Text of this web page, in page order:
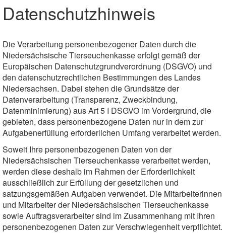
Datenschutzhinweis
Die Verarbeitung personenbezogener Daten durch die
Niedersächsische Tierseuchenkasse erfolgt gemäß der
Europäischen Datenschutzgrundverordnung (DSGVO) und
den datenschutzrechtlichen Bestimmungen des Landes
Niedersachsen. Dabei stehen die Grundsätze der
Datenverarbeitung (Transparenz, Zweckbindung,
Datenminimierung) aus Art 5 I DSGVO im Vordergrund, die
gebieten, dass personenbezogene Daten nur in dem zur
Aufgabenerfüllung erforderlichen Umfang verarbeitet werden.
Soweit Ihre personenbezogenen Daten von der
Niedersächsischen Tierseuchenkasse verarbeitet werden,
werden diese deshalb im Rahmen der Erforderlichkeit
ausschließlich zur Erfüllung der gesetzlichen und
satzungsgemäßen Aufgaben verwendet. Die Mitarbeiterinnen
und Mitarbeiter der Niedersächsischen Tierseuchenkasse
sowie Auftragsverarbeiter sind im Zusammenhang mit Ihren
personenbezogenen Daten zur Verschwiegenheit verpflichtet.